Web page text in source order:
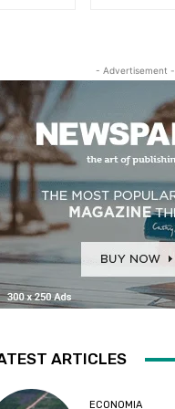
- Advertisement -
ARTICLES
ECONOMIA